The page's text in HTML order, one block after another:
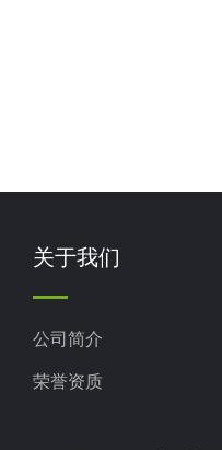
关于我们
公司简介
荣誉资质